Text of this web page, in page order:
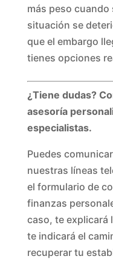
más peso cuando
situación se
que el embargo
tienes opciones
¿Tiene dudas?
asesoría
especialistas.
Puedes
nuestras líneas
el formulario de
finanzas
caso, te explicará
te indicará el
recuperar tu